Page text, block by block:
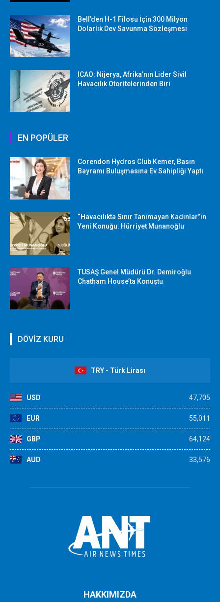
Bell’den H-1 Filosu İçin 300 Milyon
Dolarlık Dev Savunma Sözleşmesi
ICAO: Nijerya, Afrika’nın Lider Sivil
Havacılık Otoritelerinden Biri
EN POPÜLER
Corendon Hydros Club Kemer, Basın
Bayramı Buluşmasına Ev Sahipliği Yaptı
“Havacılıkta Sınır Tanımayan Kadınlar”ın
Yeni Konuğu: Hürriyet Munanoğlu
TUSAŞ Genel Müdürü Dr. Demiroğlu
Chatham House’ta Konuştu
DÖVİZ KURU
TRY - Türk Lirası
USD 47,705
EUR 55,011
GBP 64,124
AUD 33,576
HAKKIMIZDA